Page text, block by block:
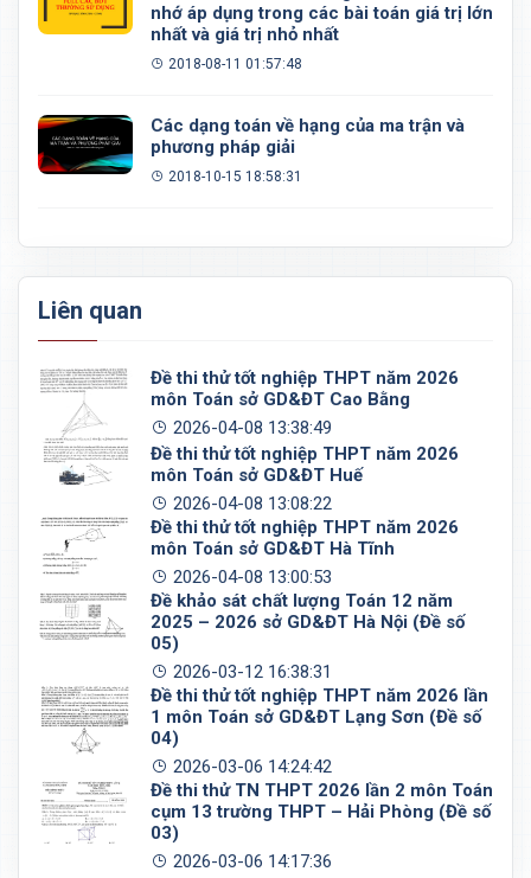
nhớ áp dụng trong các bài toán giá trị lớn
nhất và giá trị nhỏ nhất
2018-08-11 01:57:48
Các dạng toán về hạng của ma trận và
phương pháp giải
2018-10-15 18:58:31
Liên quan
Đề thi thử tốt nghiệp THPT năm 2026
môn Toán sở GD&ĐT Cao Bằng
2026-04-08 13:38:49
Đề thi thử tốt nghiệp THPT năm 2026
môn Toán sở GD&ĐT Huế
2026-04-08 13:08:22
Đề thi thử tốt nghiệp THPT năm 2026
môn Toán sở GD&ĐT Hà Tĩnh
2026-04-08 13:00:53
Đề khảo sát chất lượng Toán 12 năm
2025 – 2026 sở GD&ĐT Hà Nội (Đề số
05)
2026-03-12 16:38:31
Đề thi thử tốt nghiệp THPT năm 2026 lần
1 môn Toán sở GD&ĐT Lạng Sơn (Đề số
04)
2026-03-06 14:24:42
Đề thi thử TN THPT 2026 lần 2 môn Toán
cụm 13 trường THPT – Hải Phòng (Đề số
03)
2026-03-06 14:17:36